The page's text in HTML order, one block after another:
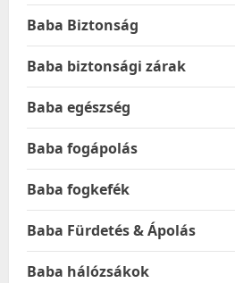
Baba Biztonság
Baba biztonsági zárak
Baba egészség
Baba fogápolás
Baba fogkefék
Baba Fürdetés & Ápolás
Baba hálózsákok